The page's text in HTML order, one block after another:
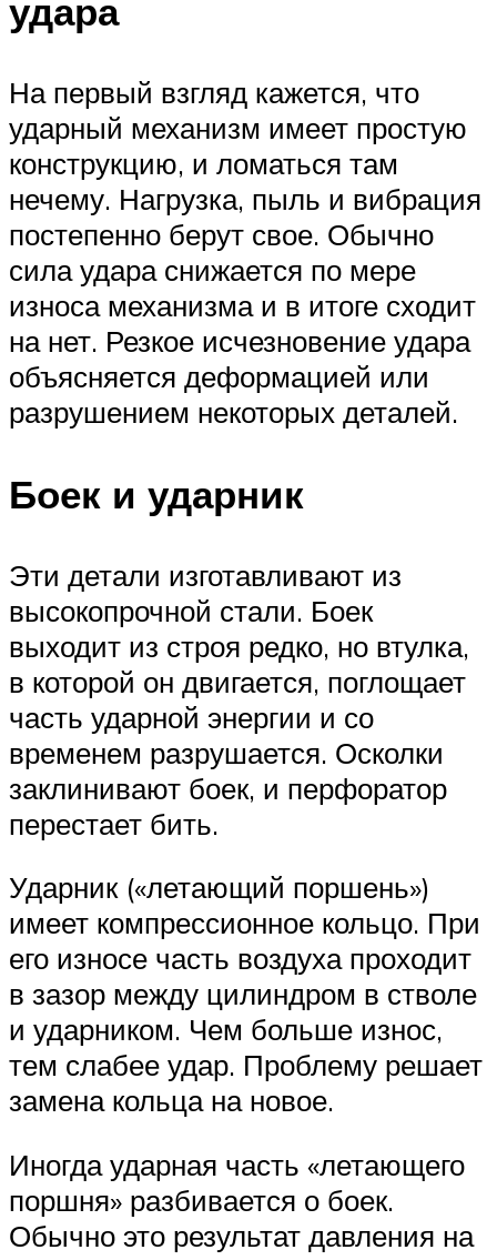
удара
На первый взгляд кажется, что
ударный механизм имеет простую
конструкцию, и ломаться там
нечему. Нагрузка, пыль и вибрация
постепенно берут свое. Обычно
сила удара снижается по мере
износа механизма и в итоге сходит
на нет. Резкое исчезновение удара
объясняется деформацией или
разрушением некоторых деталей.
Боек и ударник
Эти детали изготавливают из
высокопрочной стали. Боек
выходит из строя редко, но втулка,
в которой он двигается, поглощает
часть ударной энергии и со
временем разрушается. Осколки
заклинивают боек, и перфоратор
перестает бить.
Ударник («летающий поршень»)
имеет компрессионное кольцо. При
его износе часть воздуха проходит
в зазор между цилиндром в стволе
и ударником. Чем больше износ,
тем слабее удар. Проблему решает
замена кольца на новое.
Иногда ударная часть «летающего
поршня» разбивается о боек.
Обычно это результат давления на